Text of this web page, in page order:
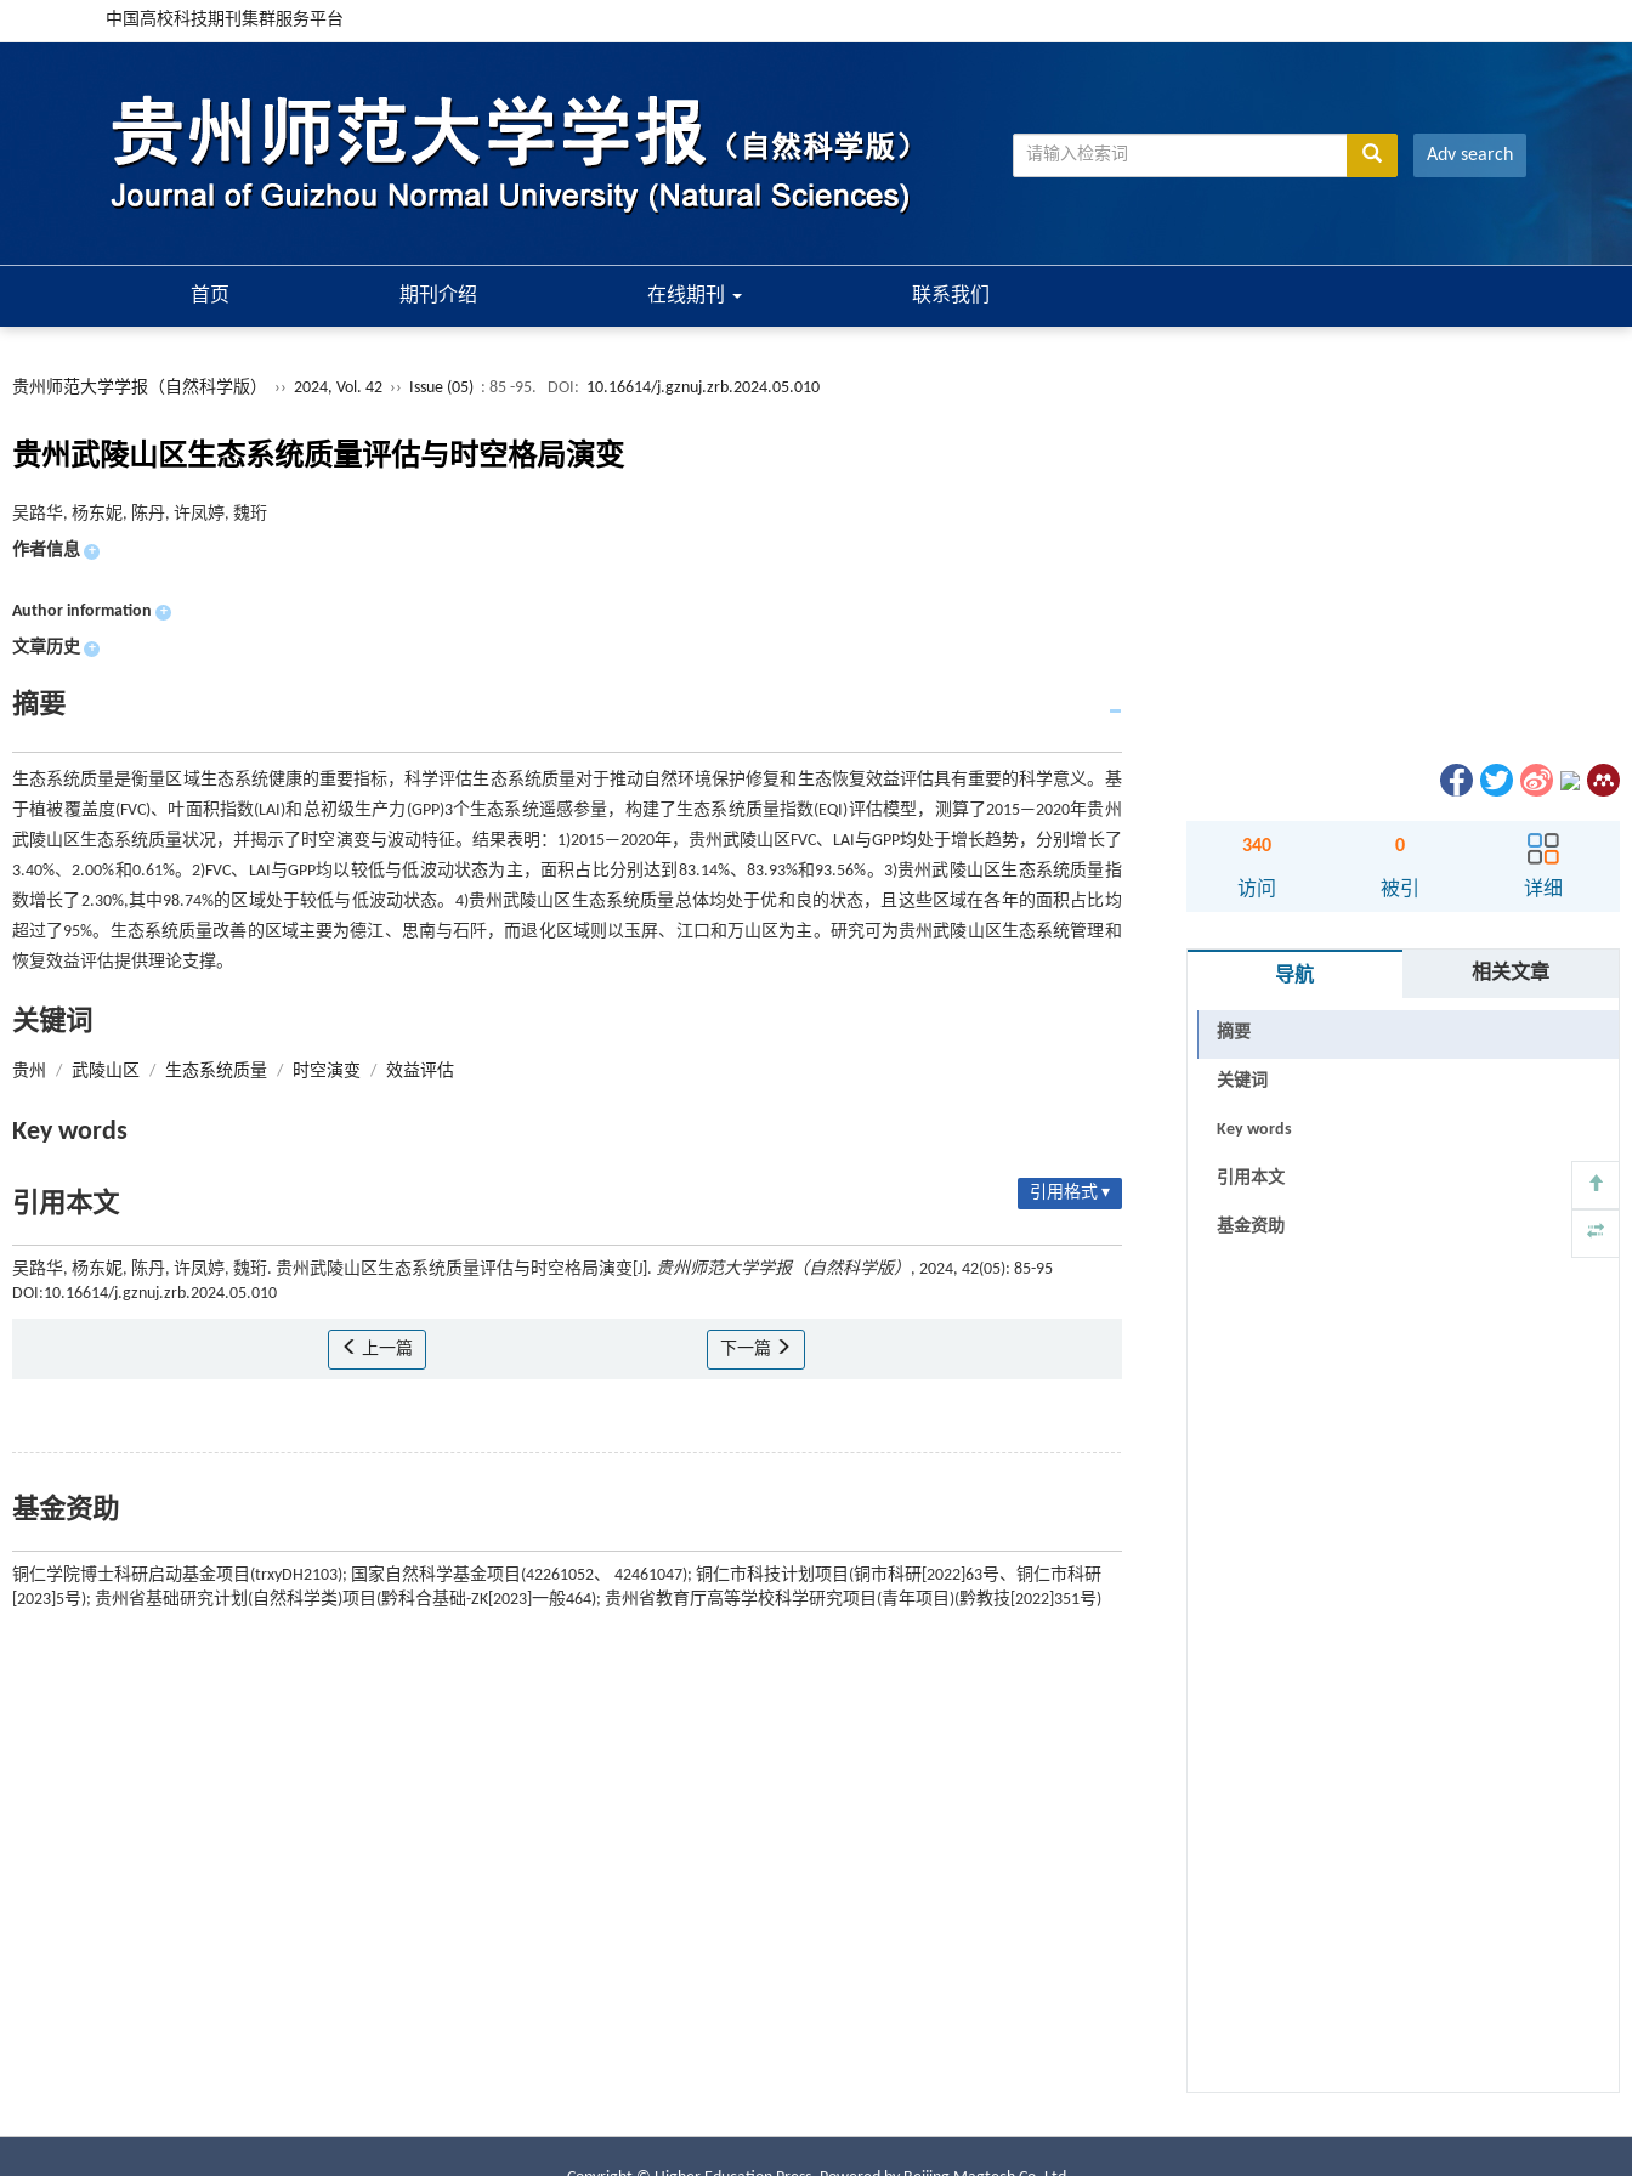
中国高校科技期刊集群服务平台
Adv search
首页 期刊介绍 在线期刊 联系我们
贵州师范大学学报（自然科学版） ›› 2024, Vol. 42 ›› Issue (05) : 85 -95. DOI: 10.16614/j.gznuj.zrb.2024.05.010
贵州武陵山区生态系统质量评估与时空格局演变
吴路华, 杨东妮, 陈丹, 许凤婷, 魏珩
作者信息 +
Author information +
文章历史 +
摘要
生态系统质量是衡量区域生态系统健康的重要指标，科学评估生态系统质量对于推动自然环境保护修复和生态恢复效益评估具有重要的科学意义。基
于植被覆盖度(FVC)、叶面积指数(LAI)和总初级生产力(GPP)3个生态系统遥感参量，构建了生态系统质量指数(EQI)评估模型，测算了2015—2020年贵州
武陵山区生态系统质量状况，并揭示了时空演变与波动特征。结果表明：1)2015—2020年，贵州武陵山区FVC、LAI与GPP均处于增长趋势，分别增长了
3.40%、2.00%和0.61%。2)FVC、LAI与GPP均以较低与低波动状态为主，面积占比分别达到83.14%、83.93%和93.56%。3)贵州武陵山区生态系统质量指
数增长了2.30%,其中98.74%的区域处于较低与低波动状态。4)贵州武陵山区生态系统质量总体均处于优和良的状态，且这些区域在各年的面积占比均
超过了95%。生态系统质量改善的区域主要为德江、思南与石阡，而退化区域则以玉屏、江口和万山区为主。研究可为贵州武陵山区生态系统管理和
恢复效益评估提供理论支撑。
关键词
贵州 / 武陵山区 / 生态系统质量 / 时空演变 / 效益评估
Key words
引用本文 引用格式 ▾
吴路华, 杨东妮, 陈丹, 许凤婷, 魏珩. 贵州武陵山区生态系统质量评估与时空格局演变[J]. 贵州师范大学学报（自然科学版） , 2024, 42(05): 85-95
DOI:10.16614/j.gznuj.zrb.2024.05.010
上一篇 下一篇
基金资助
铜仁学院博士科研启动基金项目(trxyDH2103); 国家自然科学基金项目(42261052、 42461047); 铜仁市科技计划项目(铜市科研[2022]63号、铜仁市科研
[2023]5号); 贵州省基础研究计划(自然科学类)项目(黔科合基础-ZK[2023]一般464); 贵州省教育厅高等学校科学研究项目(青年项目)(黔教技[2022]351号)
340
访问
0
被引 详细
导航 相关文章
摘要
关键词
Key words
引用本文
基金资助